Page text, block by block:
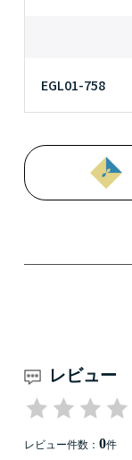
EGL01-758
レビュー
レビュー件数： 0件